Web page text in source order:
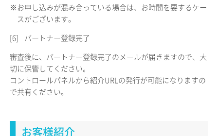
※お申し込みが混み合っている場合は、お時間を要するケー
スがございます。
[6]
パートナー登録完了
審査後に、パートナー登録完了のメールが届きますので、大
切に保管してください。
コントロールパネルから紹介URLの発行が可能になりますの
で共有ください。
お客様紹介